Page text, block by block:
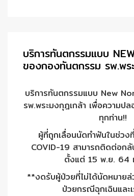
บริการทันตกรรมแบบ
ของกองทันตกรรม รพ.พร
บริการทันตกรรมแบบ New
รพ.พระมงกุฎเกล้า เพื่อความป
ทุกท่าน!!
ผู้ที่ถูกเลื่อนนัดทำฟันในช่วง
COVID-19 สามารถติดต่อก
ตั้งแต่ 15 พ.ย. 64
**งดรับผู้ป่วยที่ไม่ได้นัดหมายล่
ป่วยกรณีฉุกเฉินและ